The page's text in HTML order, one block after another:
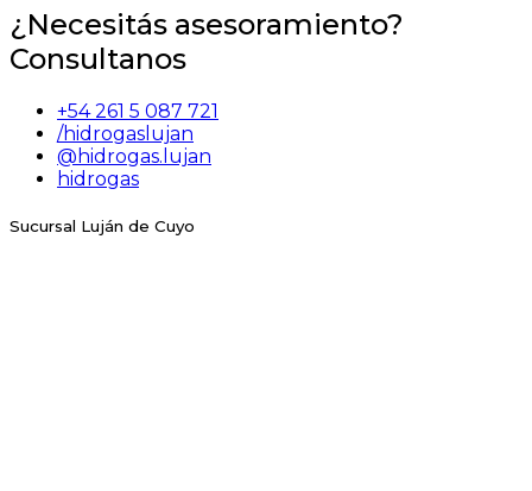
¿Necesitás asesoramiento?
Consultanos
+54 261 5 087 721
/hidrogaslujan
@hidrogas.lujan
hidrogas
Sucursal Luján de Cuyo